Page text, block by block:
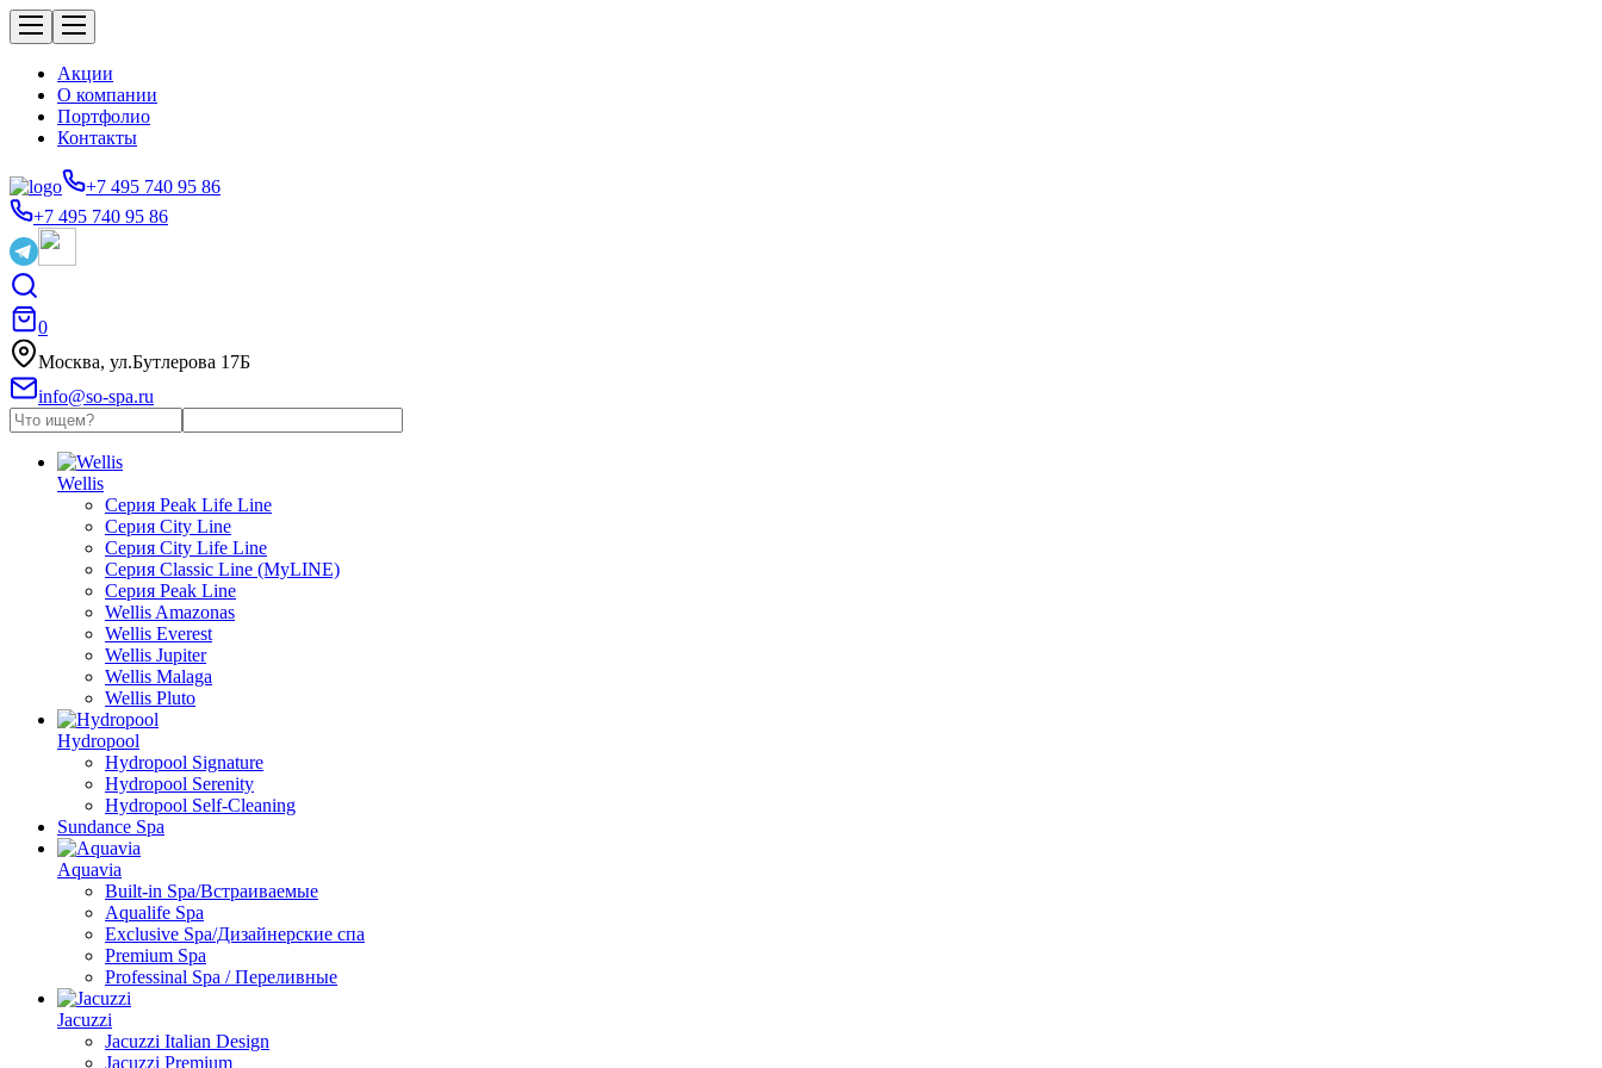
Акции
О компании
Портфолио
Контакты
+7 495 740 95 86
+7 495 740 95 86
0
Москва, ул.Бутлерова 17Б
info@so-spa.ru
Wellis
Серия Peak Life Line
Серия City Line
Серия City Life Line
Серия Classic Line (MyLINE)
Серия Peak Line
Wellis Amazonas
Wellis Everest
Wellis Jupiter
Wellis Malaga
Wellis Pluto
Hydropool
Hydropool Signature
Hydropool Serenity
Hydropool Self-Сleaning
Sundance Spa
Aquavia
Built-in Spa/Встраиваемые
Aqualife Spa
Exclusive Spa/Дизайнерские спа
Premium Spa
Professinal Spa / Переливные
Jacuzzi
Jacuzzi Italian Design
Jacuzzi Premium